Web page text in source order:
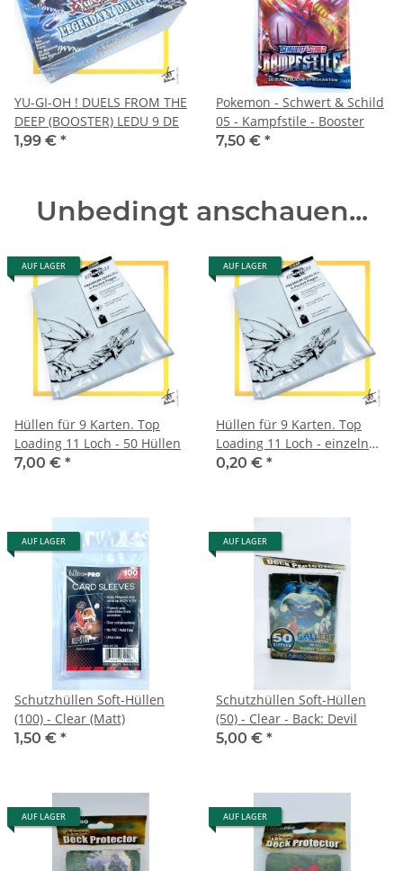
YU-GI-OH ! DUELS FROM THE
DEEP (BOOSTER) LEDU 9 DE
1,99 € *
Pokemon - Schwert & Schild
05 - Kampfstile - Booster
7,50 € *
Unbedingt anschauen...
AUF LAGER
Hüllen für 9 Karten. Top
Loading 11 Loch - 50 Hüllen
7,00 € *
AUF LAGER
Hüllen für 9 Karten. Top
Loading 11 Loch - einzeln
(Pro Hülle)
0,20 € *
AUF LAGER
Schutzhüllen Soft-Hüllen
(100) - Clear (Matt)
1,50 € *
AUF LAGER
Schutzhüllen Soft-Hüllen
(50) - Clear - Back: Devil
5,00 € *
AUF LAGER AUF LAGER